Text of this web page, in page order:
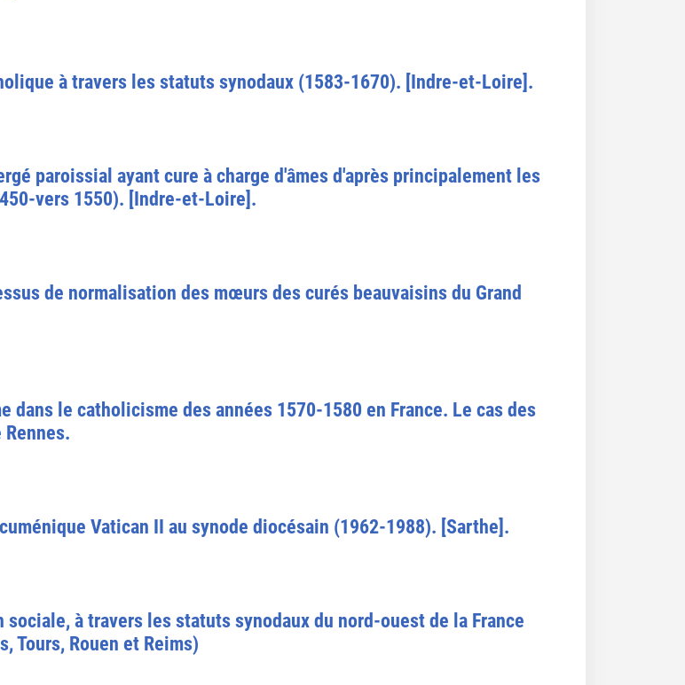
à travers les statuts synodaux (1583-1670). [Indre-et-Loire].
paroissial ayant cure à charge d'âmes d'après principalement les
vers 1550). [Indre-et-Loire].
de normalisation des mœurs des curés beauvaisins du Grand
le catholicisme des années 1570-1580 en France. Le cas des
Vatican II au synode diocésain (1962-1988). [Sarthe].
à travers les statuts synodaux du nord-ouest de la France
Tours, Rouen et Reims)